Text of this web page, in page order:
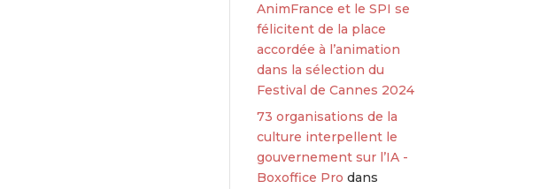
AnimFrance et le SPI se
félicitent de la place
accordée à l’animation
dans la sélection du
Festival de Cannes 2024
73 organisations de la
culture interpellent le
gouvernement sur l’IA -
Boxoffice Pro dans